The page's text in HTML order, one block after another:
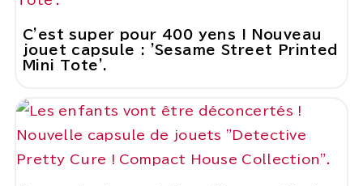
C'est super pour 400 yens ! Nouveau
jouet capsule : 'Sesame Street Printed
Mini Tote'.